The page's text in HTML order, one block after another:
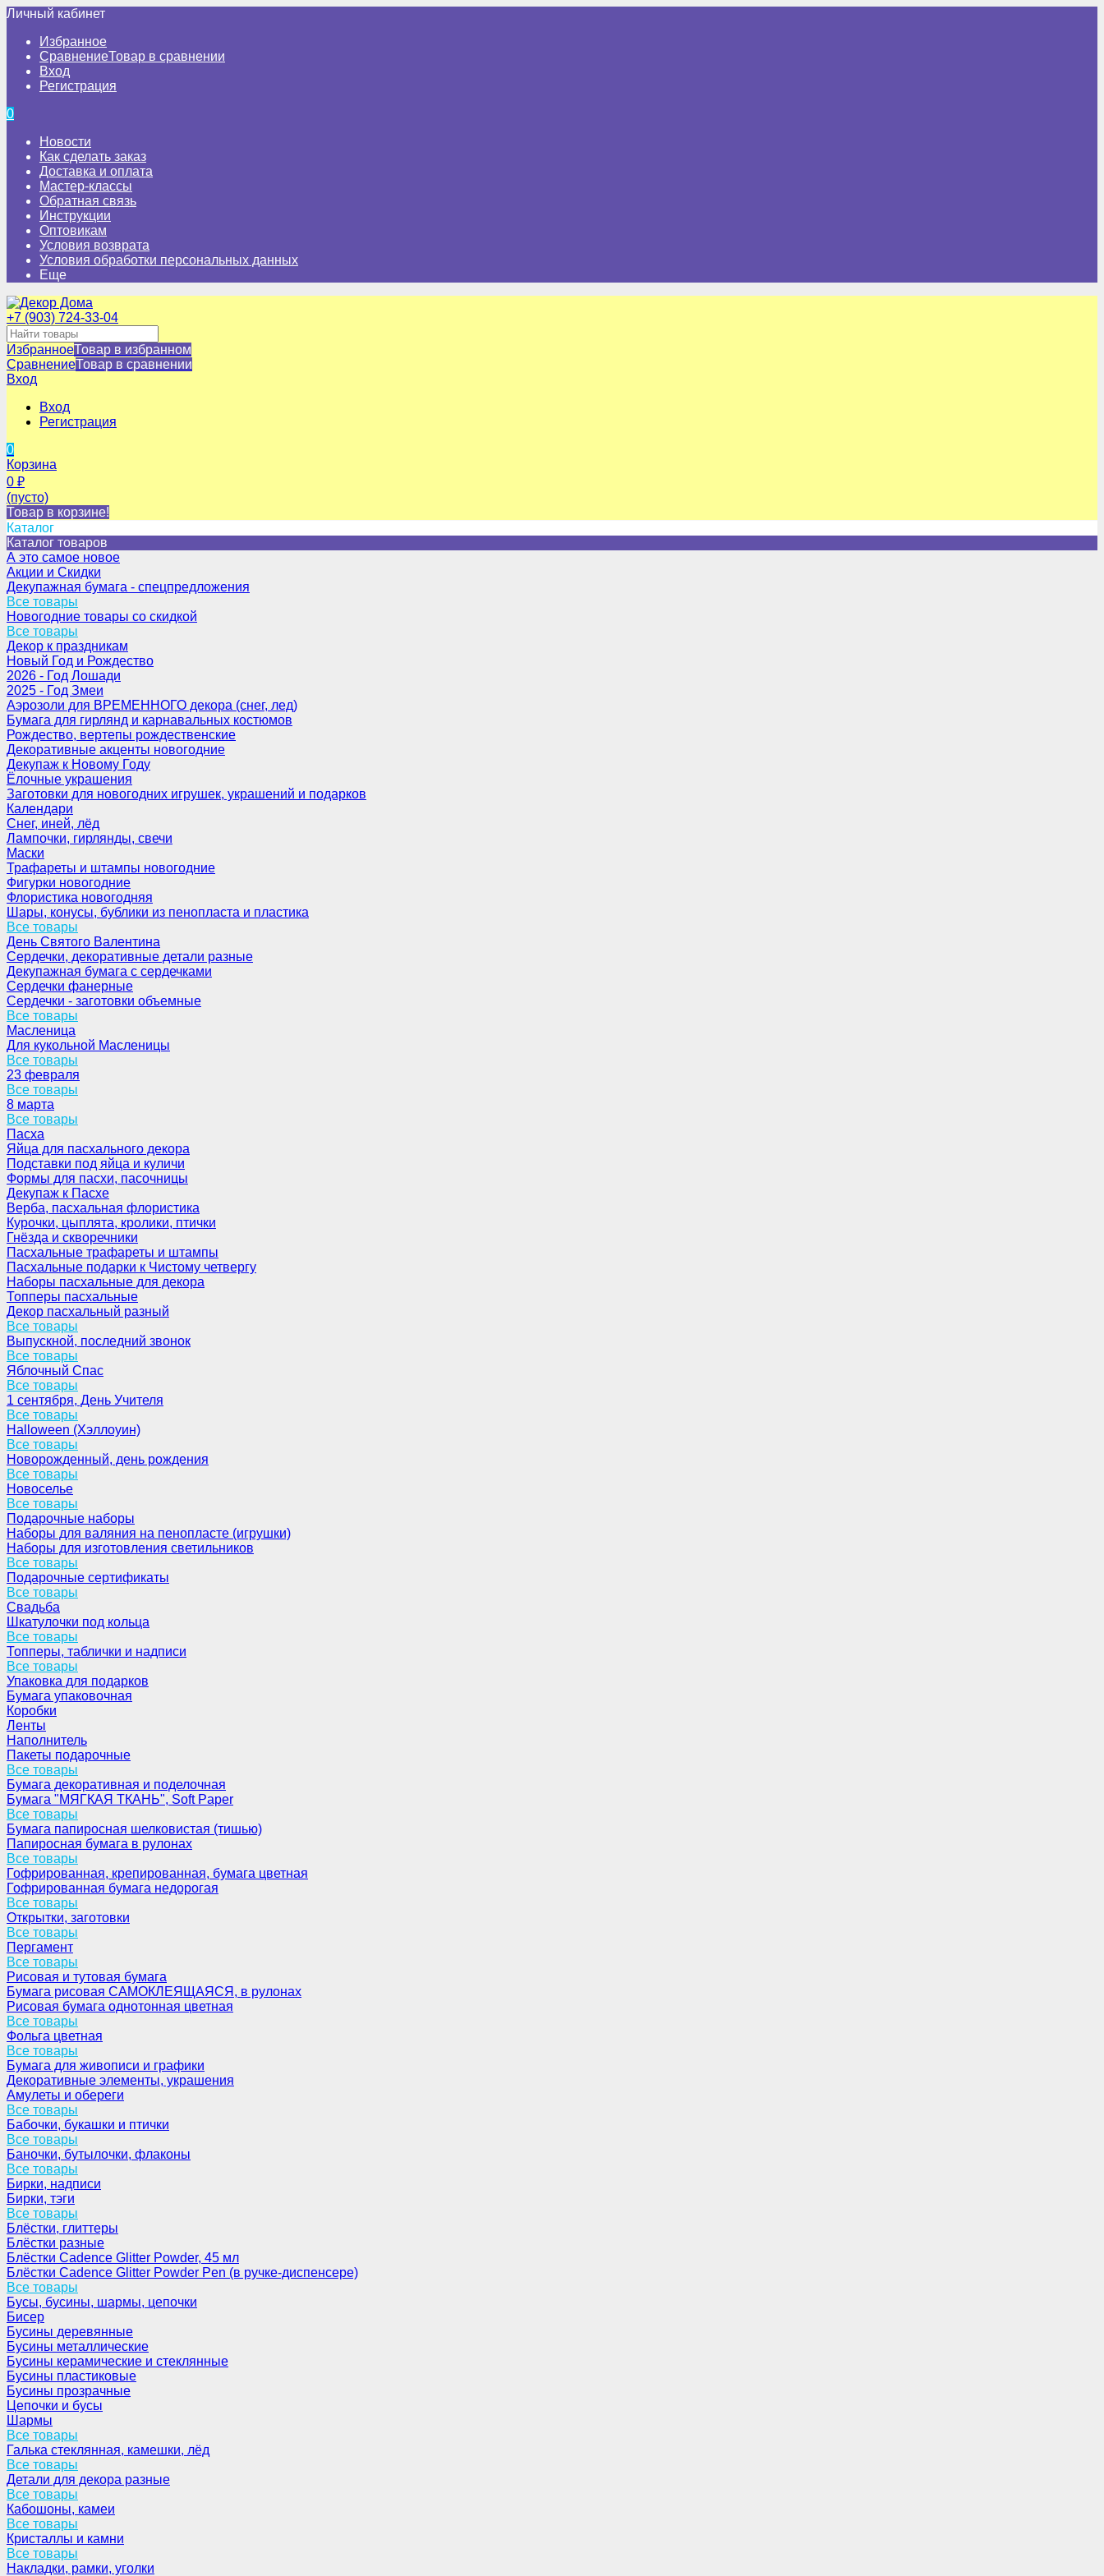
Личный кабинет
Избранное
СравнениеТовар в сравнении
Вход
Регистрация
0
Новости
Как сделать заказ
Доставка и оплата
Мастер-классы
Обратная связь
Инструкции
Оптовикам
Условия возврата
Условия обработки персональных данных
Еще
+7 (903) 724-33-04
ИзбранноеТовар в избранном
СравнениеТовар в сравнении
Вход
Вход
Регистрация
0
Корзина
0 ₽
(пусто)
Товар в корзине!
Каталог
Каталог товаров
А это самое новое
Акции и Скидки
Декупажная бумага - спецпредложения
Все товары
Новогодние товары со скидкой
Все товары
Декор к праздникам
Новый Год и Рождество
2026 - Год Лошади
2025 - Год Змеи
Аэрозоли для ВРЕМЕННОГО декора (снег, лед)
Бумага для гирлянд и карнавальных костюмов
Рождество, вертепы рождественские
Декоративные акценты новогодние
Декупаж к Новому Году
Ёлочные украшения
Заготовки для новогодних игрушек, украшений и подарков
Календари
Снег, иней, лёд
Лампочки, гирлянды, свечи
Маски
Трафареты и штампы новогодние
Фигурки новогодние
Флористика новогодняя
Шары, конусы, бублики из пенопласта и пластика
Все товары
День Святого Валентина
Сердечки, декоративные детали разные
Декупажная бумага с сердечками
Сердечки фанерные
Сердечки - заготовки объемные
Все товары
Масленица
Для кукольной Масленицы
Все товары
23 февраля
Все товары
8 марта
Все товары
Пасха
Яйца для пасхального декора
Подставки под яйца и куличи
Формы для пасхи, пасочницы
Декупаж к Пасхе
Верба, пасхальная флористика
Курочки, цыплята, кролики, птички
Гнёзда и скворечники
Пасхальные трафареты и штампы
Пасхальные подарки к Чистому четвергу
Наборы пасхальные для декора
Топперы пасхальные
Декор пасхальный разный
Все товары
Выпускной, последний звонок
Все товары
Яблочный Спас
Все товары
1 сентября, День Учителя
Все товары
Halloween (Хэллоуин)
Все товары
Новорожденный, день рождения
Все товары
Новоселье
Все товары
Подарочные наборы
Наборы для валяния на пенопласте (игрушки)
Наборы для изготовления светильников
Все товары
Подарочные сертификаты
Все товары
Свадьба
Шкатулочки под кольца
Все товары
Топперы, таблички и надписи
Все товары
Упаковка для подарков
Бумага упаковочная
Коробки
Ленты
Наполнитель
Пакеты подарочные
Все товары
Бумага декоративная и поделочная
Бумага "МЯГКАЯ ТКАНЬ", Soft Paper
Все товары
Бумага папиросная шелковистая (тишью)
Папиросная бумага в рулонах
Все товары
Гофрированная, крепированная, бумага цветная
Гофрированная бумага недорогая
Все товары
Открытки, заготовки
Все товары
Пергамент
Все товары
Рисовая и тутовая бумага
Бумага рисовая САМОКЛЕЯЩАЯСЯ, в рулонах
Рисовая бумага однотонная цветная
Все товары
Фольга цветная
Все товары
Бумага для живописи и графики
Декоративные элементы, украшения
Амулеты и обереги
Все товары
Бабочки, букашки и птички
Все товары
Баночки, бутылочки, флаконы
Все товары
Бирки, надписи
Бирки, тэги
Все товары
Блёстки, глиттеры
Блёстки разные
Блёстки Cadence Glitter Powder, 45 мл
Блёстки Cadence Glitter Powder Pen (в ручке-диспенсере)
Все товары
Бусы, бусины, шармы, цепочки
Бисер
Бусины деревянные
Бусины металлические
Бусины керамические и стеклянные
Бусины пластиковые
Бусины прозрачные
Цепочки и бусы
Шармы
Все товары
Галька стеклянная, камешки, лёд
Все товары
Детали для декора разные
Все товары
Кабошоны, камеи
Все товары
Кристаллы и камни
Все товары
Накладки, рамки, уголки